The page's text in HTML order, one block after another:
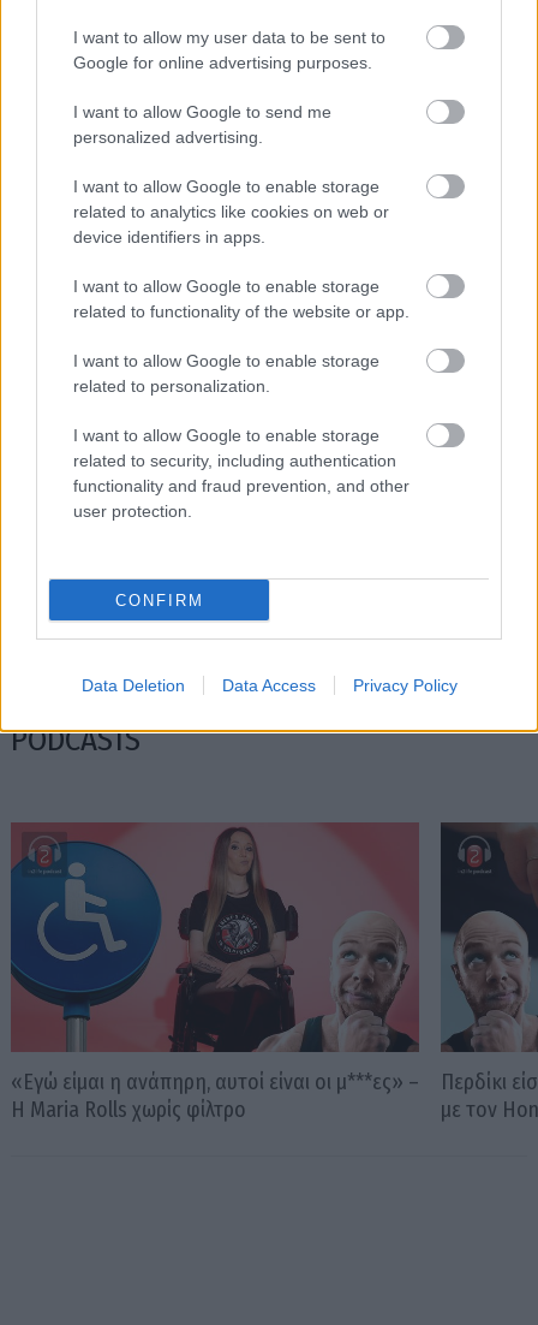
I want to allow my user data to be sent to
Google for online advertising purposes.
I want to allow Google to send me
personalized advertising.
I want to allow Google to enable storage
related to analytics like cookies on web or
device identifiers in apps.
I want to allow Google to enable storage
related to functionality of the website or app.
I want to allow Google to enable storage
related to personalization.
I want to allow Google to enable storage
related to security, including authentication
functionality and fraud prevention, and other
user protection.
CONFIRM
Data Deletion Data Access Privacy Policy
Διαβάστε επίσης
Ο Σπύρος Γραμμένος στην Τεχνόπολη του
Δήμου Αθηναίων
Σάκης
PODCASTS
«Εγώ είμαι η ανάπηρη, αυτοί είναι οι μ***ες» –
Η Maria Rolls χωρίς φίλτρο
Περδίκι
με τον